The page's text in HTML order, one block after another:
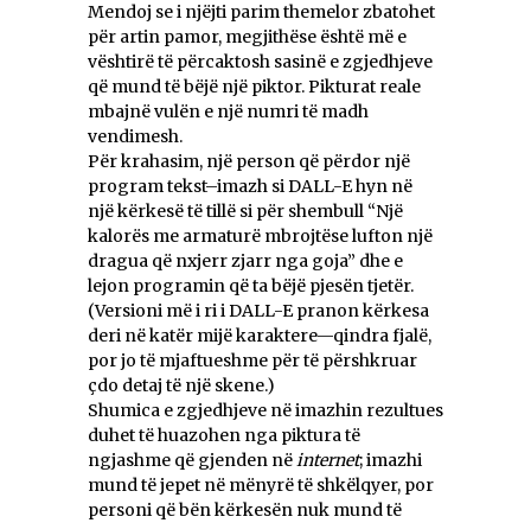
Mendoj se i njëjti parim themelor zbatohet
për artin pamor, megjithëse është më e
vështirë të përcaktosh sasinë e zgjedhjeve
që mund të bëjë një piktor. Pikturat reale
mbajnë vulën e një numri të madh
vendimesh.
Për krahasim, një person që përdor një
program tekst–imazh si DALL-E hyn në
një kërkesë të tillë si për shembull “Një
kalorës me armaturë mbrojtëse lufton një
dragua që nxjerr zjarr nga goja” dhe e
lejon programin që ta bëjë pjesën tjetër.
(Versioni më i ri i DALL-E pranon kërkesa
deri në katër mijë karaktere—qindra fjalë,
por jo të mjaftueshme për të përshkruar
çdo detaj të një skene.)
Shumica e zgjedhjeve në imazhin rezultues
duhet të huazohen nga piktura të
ngjashme që gjenden nëinternet; imazhi
mund të jepet në mënyrë të shkëlqyer, por
personi që bën kërkesën nuk mund të